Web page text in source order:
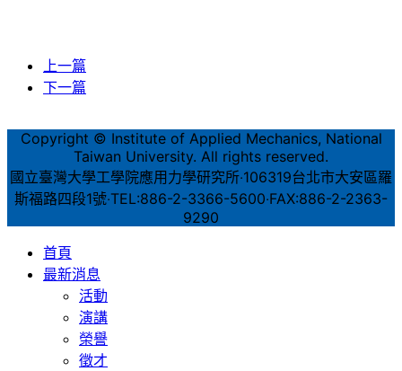
上一篇
下一篇
Copyright © Institute of Applied Mechanics, National
Taiwan University. All rights reserved.
國立臺灣大學工學院應用力學研究所‧106319台北市大安區羅
斯福路四段1號‧TEL:886-2-3366-5600‧FAX:886-2-2363-
9290
首頁
最新消息
活動
演講
榮譽
徵才